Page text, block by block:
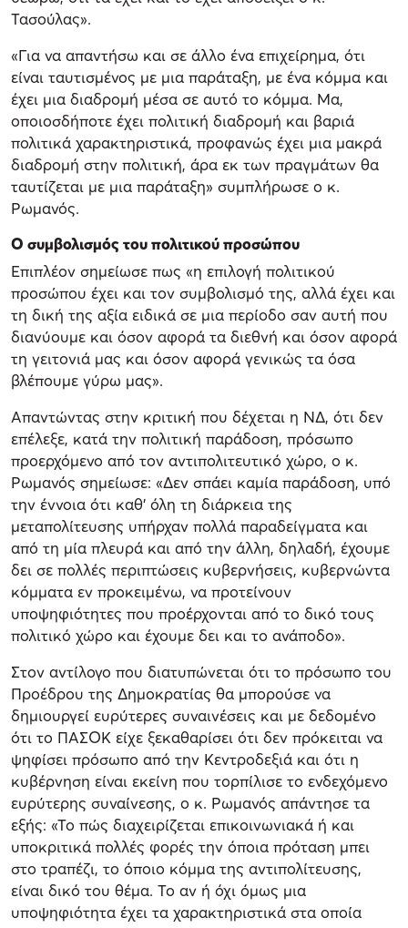
Τασούλας».
«Για να απαντήσω και σε άλλο ένα επιχείρημα, ότι
είναι ταυτισμένος με μια παράταξη, με ένα κόμμα και
έχει μια διαδρομή μέσα σε αυτό το κόμμα. Μα,
οποιοσδήποτε έχει πολιτική διαδρομή και βαριά
πολιτικά χαρακτηριστικά, προφανώς έχει μια μακρά
διαδρομή στην πολιτική, άρα εκ των πραγμάτων θα
ταυτίζεται με μια παράταξη» συμπλήρωσε ο κ.
Ρωμανός.
Ο συμβολισμός του πολιτικού προσώπου
Επιπλέον σημείωσε πως «η επιλογή πολιτικού
προσώπου έχει και τον συμβολισμό της, αλλά έχει και
τη δική της αξία ειδικά σε μια περίοδο σαν αυτή που
διανύουμε και όσον αφορά τα διεθνή και όσον αφορά
τη γειτονιά μας και όσον αφορά γενικώς τα όσα
βλέπουμε γύρω μας».
Απαντώντας στην κριτική που δέχεται η ΝΔ, ότι δεν
επέλεξε, κατά την πολιτική παράδοση, πρόσωπο
προερχόμενο από τον αντιπολιτευτικό χώρο, ο κ.
Ρωμανός σημείωσε: «Δεν σπάει καμία παράδοση, υπό
την έννοια ότι καθ’ όλη τη διάρκεια της
μεταπολίτευσης υπήρχαν πολλά παραδείγματα και
από τη μία πλευρά και από την άλλη, δηλαδή, έχουμε
δει σε πολλές περιπτώσεις κυβερνήσεις, κυβερνώντα
κόμματα εν προκειμένω, να προτείνουν
υποψηφιότητες που προέρχονται από το δικό τους
πολιτικό χώρο και έχουμε δει και το ανάποδο».
Στον αντίλογο που διατυπώνεται ότι το πρόσωπο του
Προέδρου της Δημοκρατίας θα μπορούσε να
δημιουργεί ευρύτερες συναινέσεις και με δεδομένο
ότι το ΠΑΣΟΚ είχε ξεκαθαρίσει ότι δεν πρόκειται να
ψηφίσει πρόσωπο από την Κεντροδεξιά και ότι η
κυβέρνηση είναι εκείνη που τορπίλισε το ενδεχόμενο
ευρύτερης συναίνεσης, ο κ. Ρωμανός απάντησε τα
εξής: «Το πώς διαχειρίζεται επικοινωνιακά ή και
υποκριτικά πολλές φορές την όποια πρόταση μπει
στο τραπέζι, το όποιο κόμμα της αντιπολίτευσης,
είναι δικό του θέμα. Το αν ή όχι όμως μια
υποψηφιότητα έχει τα χαρακτηριστικά στα οποία